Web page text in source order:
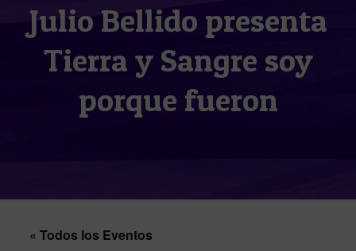
Julio Bellido presenta
Tierra y Sangre soy
porque fueron
« Todos los Eventos